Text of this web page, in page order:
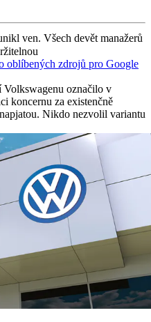
ven. Všech devět manažerů
oblíbených zdrojů pro Google
Volkswagenu označilo v
koncernu za existenčně
Nikdo nezvolil variantu